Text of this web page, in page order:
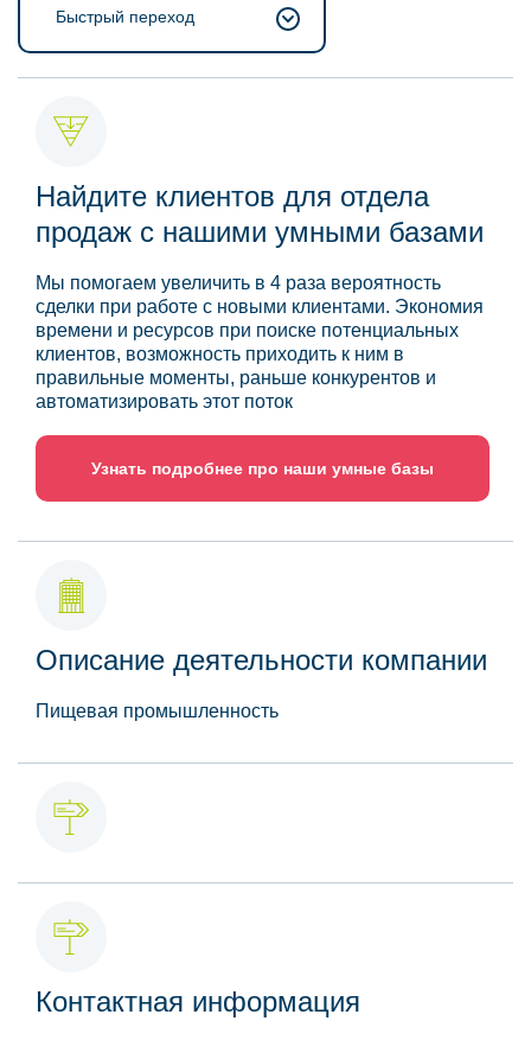
Быстрый переход
Найдите клиентов для отдела
продаж с нашими умными базами
Мы помогаем увеличить в 4 раза вероятность
сделки при работе с новыми клиентами. Экономия
времени и ресурсов при поиске потенциальных
клиентов, возможность приходить к ним в
правильные моменты, раньше конкурентов и
автоматизировать этот поток
Узнать подробнее про наши умные базы
Описание деятельности компании
Пищевая промышленность
Контактная информация